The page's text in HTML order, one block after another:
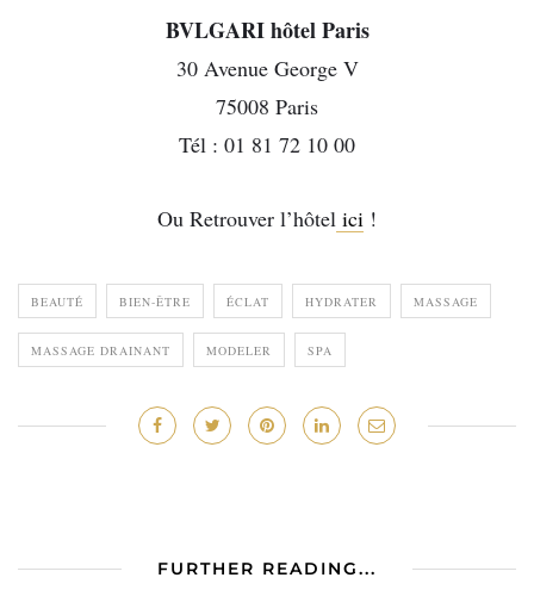
BVLGARI hôtel Paris
30 Avenue George V
75008 Paris
Tél : 01 81 72 10 00
Ou Retrouver l’hôtel ici !
BEAUTÉ BIEN-ÊTRE ÉCLAT HYDRATER MASSAGE
MASSAGE DRAINANT MODELER SPA
FURTHER READING...